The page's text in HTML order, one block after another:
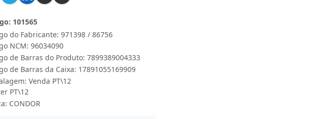
do Fabricante: 971398 / 86756
101565
NCM: 96034090
de Barras do Produto: 7899389004333
de Barras da Caixa: 17891055169909
Venda PT\12
PT\12
CONDOR